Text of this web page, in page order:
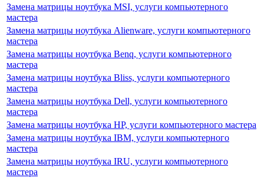
Замена матрицы ноутбука MSI, услуги компьютерного
мастера
Замена матрицы ноутбука Alienware, услуги компьютерного
мастера
Замена матрицы ноутбука Benq, услуги компьютерного
мастера
Замена матрицы ноутбука Bliss, услуги компьютерного
мастера
Замена матрицы ноутбука Dell, услуги компьютерного
мастера
Замена матрицы ноутбука HP, услуги компьютерного мастера
Замена матрицы ноутбука IBM, услуги компьютерного
мастера
Замена матрицы ноутбука IRU, услуги компьютерного
мастера